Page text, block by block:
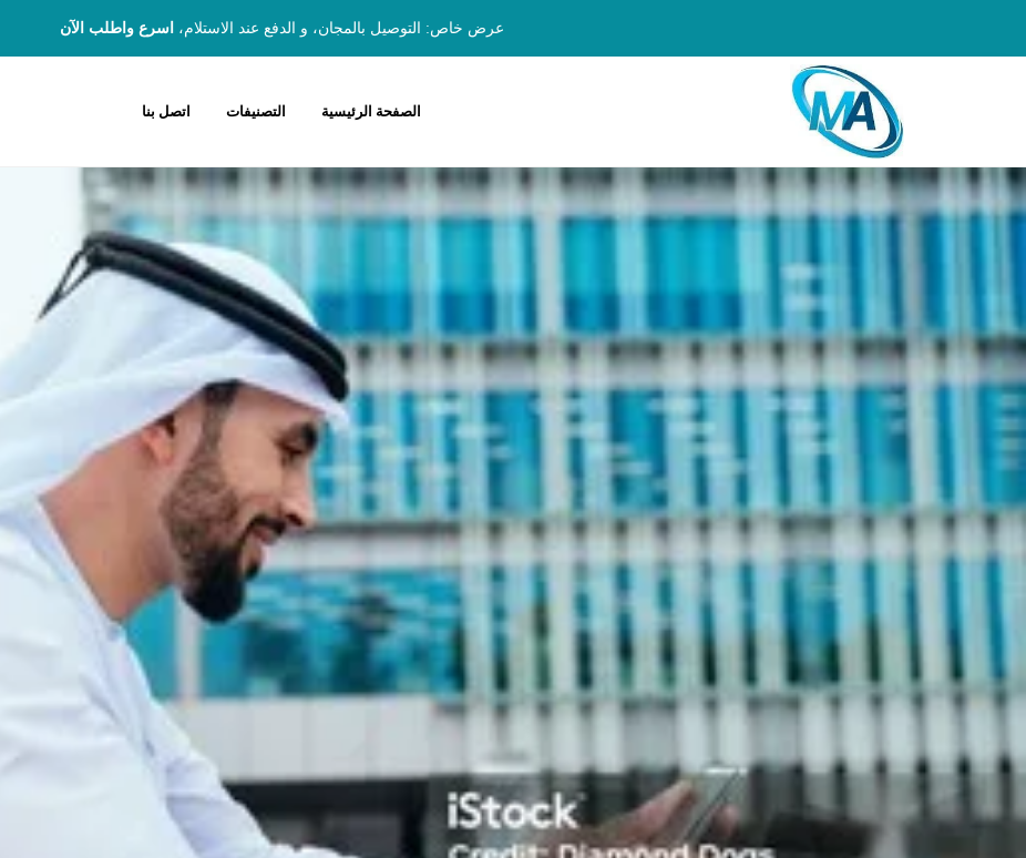
عرض خاص: التوصيل بالمجان، و الدفع عند الاستلام، اسرع واطلب الآن
الصفحة الرئيسية التصنيفات اتصل بنا